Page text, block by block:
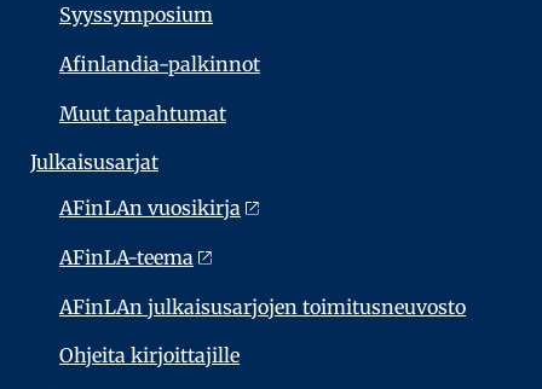
Syyssymposium
Afinlandia-palkinnot
Muut tapahtumat
Julkaisu­sarjat
AFinLAn vuosikirja
AFinLA-teema
AFinLAn julkaisusarjojen toimitusneuvosto
Ohjeita kirjoittajille